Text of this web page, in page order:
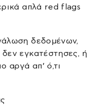
απλά red flags
δεδομένων,
εγκατέστησες, ή
αργά απ’ ό,τι